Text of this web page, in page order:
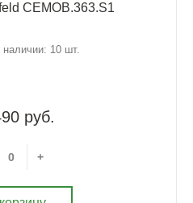
CEMOB.363.S1
наличии: 10 шт.
руб.
+